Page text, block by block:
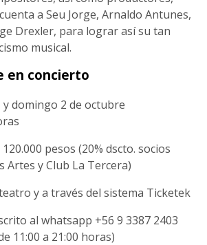
a Seu Jorge, Arnaldo Antunes,
Drexler, para lograr así su tan
musical.
en concierto
y domingo 2 de octubre
pesos (20% dscto. socios
Artes y Club La Tercera)
y a través del sistema Ticketek
al whatsapp +56 9 3387 2403
11:00 a 21:00 horas)